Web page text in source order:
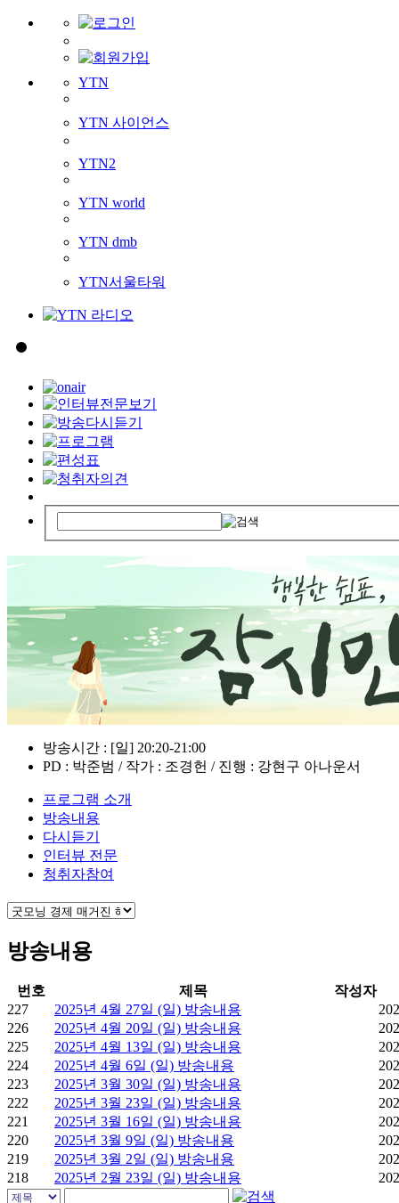
YTN
YTN 사이언스
YTN2
YTN world
YTN dmb
YTN서울타워
방송시간 : [일] 20:20-21:00
PD : 박준범 / 작가 : 조경헌 / 진행 : 강현구 아나운서
프로그램 소개
방송내용
다시듣기
인터뷰 전문
청취자참여
방송내용
번호 제목
작성자
227
2025년 4월 27일 (일) 방송내용
226
2025년 4월 20일 (일) 방송내용
225
2025년 4월 13일 (일) 방송내용
224
2025년 4월 6일 (일) 방송내용
223
2025년 3월 30일 (일) 방송내용
222
2025년 3월 23일 (일) 방송내용
221
2025년 3월 16일 (일) 방송내용
220
2025년 3월 9일 (일) 방송내용
219
2025년 3월 2일 (일) 방송내용
218
2025년 2월 23일 (일) 방송내용